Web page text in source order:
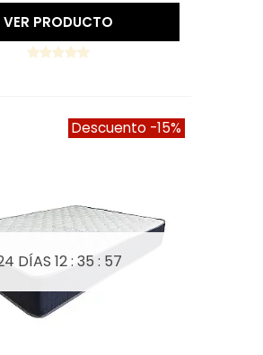
VER PRODUCTO
Descuento -15%
DÍAS12 : 35 : 56